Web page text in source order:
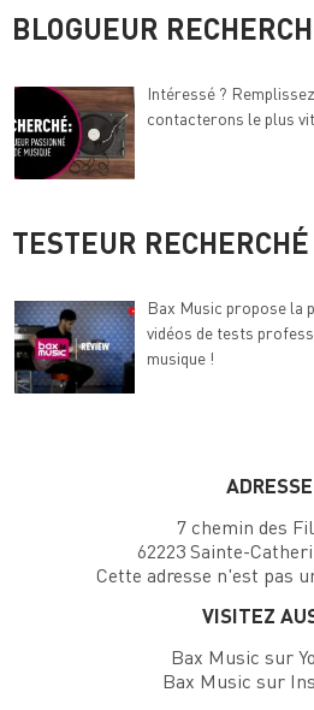
BLOGUEUR
Intéressé ?
contacterons le plus
TESTEUR
Bax Music propose la
vidéos de tests
musique !
ADRESSE
7 chemin des
62223 Sainte-
Cette adresse n'est pas
VISITEZ
Bax Music sur
Bax Music sur